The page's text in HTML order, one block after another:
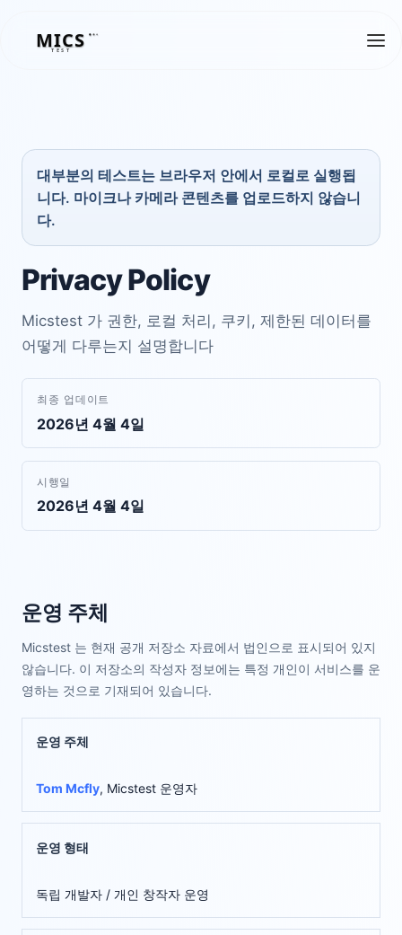
MICS
MICS
TEST
대부분의 테스트는 브라우저 안에서 로컬로 실행됩
니다. 마이크나 카메라 콘텐츠를 업로드하지 않습니
다.
Privacy Policy
Micstest 가 권한, 로컬 처리, 쿠키, 제한된 데이터를
어떻게 다루는지 설명합니다
최종 업데이트
2026년 4월 4일
시행일
2026년 4월 4일
운영 주체
Micstest 는 현재 공개 저장소 자료에서 법인으로 표시되어 있지
않습니다. 이 저장소의 작성자 정보에는 특정 개인이 서비스를 운
영하는 것으로 기재되어 있습니다.
운영 주체
Tom Mcfly, Micstest 운영자
운영 형태
독립 개발자 / 개인 창작자 운영